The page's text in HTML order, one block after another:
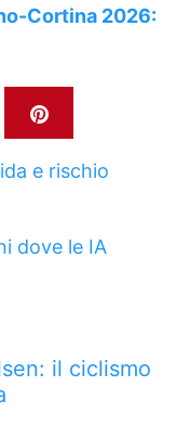
Cortina 2026:
e rischio
dove le IA
il ciclismo